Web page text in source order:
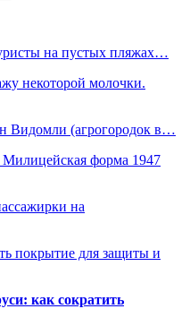
на пустых пляжах…
некоторой молочки.
Видомли (агрогородок в…
Милицейская форма 1947
на
покрытие для защиты и
как сократить